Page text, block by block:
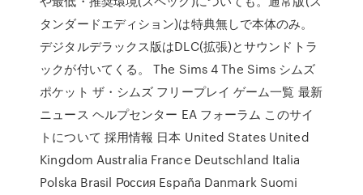
タンダードエディション)は特典無しで本体のみ。
デジタルデラックス版はDLC(拡張)とサウンドトラ
ックが付いてくる。 The Sims 4 The Sims シムズ
ポケット ザ・シムズ フリープレイ ゲーム一覧 最新
ニュース ヘルプセンター EA フォーラム このサイ
トについて 採用情報 日本 United States United
Kingdom Australia France Deutschland Italia
Polska Brasil Россия España Danmark Suomi